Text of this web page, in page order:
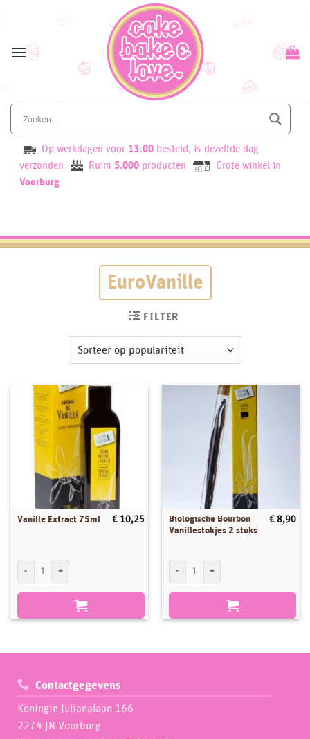
content
Op werkdagen voor 13:00 besteld, is dezelfde dag
verzonden
Ruim 5.000 producten
Grote winkel in
Voorburg
EuroVanille
FILTER
Vanille Extract 75ml € 10,25
Vanille Extract 75ml aantal
Biologische Bourbon
Vanillestokjes 2 stuks
€ 8,90
Biologische Bourbon Vanillestokjes 2
Contactgegevens
Koningin Julianalaan 166
2274 JN Voorburg